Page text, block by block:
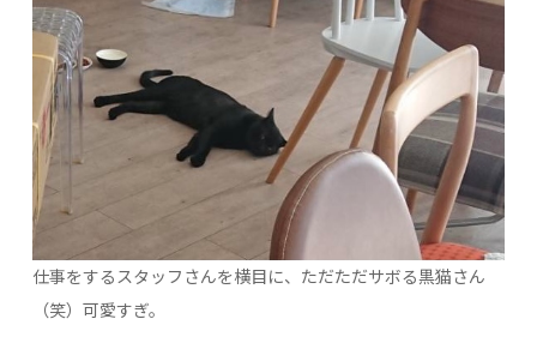
仕事をするスタッフさんを横目に、ただただサボる黒猫さん
（笑）可愛すぎ。